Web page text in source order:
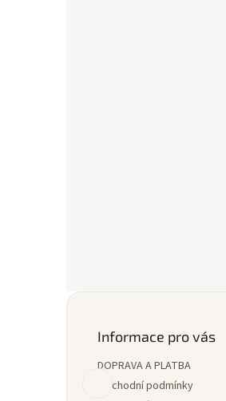
Informace pro vás
DOPRAVA A PLATBA
Obchodní podmínky